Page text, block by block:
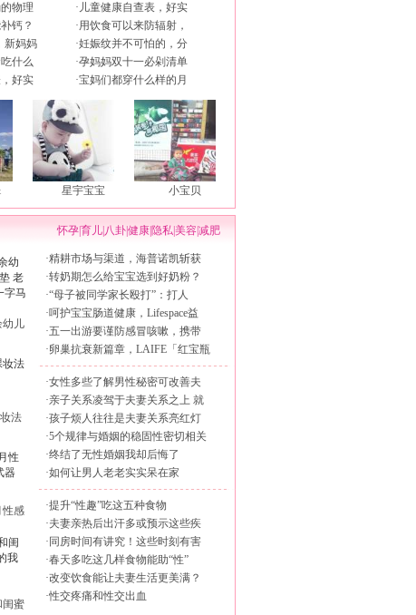
物理
钙？
新妈妈
什么
好实
· 儿童健康自查表，好实
·用饮食可以来防辐射，
·妊娠纹并不可怕的，分
·孕妈妈双十一必剁清单
·宝妈们都穿什么样的月
星宇宝宝 小宝贝
怀孕|育儿| 八卦|健康| 隐私|美容|减肥
幼儿
法
性感
闺蜜
·精耕市场与渠道，海普诺凯斩获
·转奶期怎么给宝宝选到好奶粉？
·“母子被同学家长殴打”：打人
·呵护宝宝肠道健康，Lifespace益
·五一出游要谨防感冒咳嗽，携带
·卵巢抗衰新篇章，LAIFE「红宝瓶
·女性多些了解男性秘密可改善夫
·亲子关系凌驾于夫妻关系之上 就
·孩子烦人往往是夫妻关系亮红灯
·5个规律与婚姻的稳固性密切相关
·终结了无性婚姻我却后悔了
·如何让男人老老实实呆在家
·提升“性趣”吃这五种食物
·夫妻亲热后出汗多或预示这些疾
· 同房时间有讲究！这些时刻有害
·春天多吃这几样食物能助“性”
·改变饮食能让夫妻生活更美满？
·性交疼痛和性交出血